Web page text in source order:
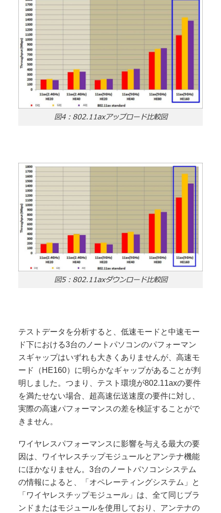
図4：802.11axアップロード比較図
図5：802.11axダウンロード比較図
テストデータを分析すると、低速モードと中速モー
ド下における3台のノートパソコンのパフォーマン
スギャップはいずれも大きくありませんが、高速モ
ード（HE160）に明らかなギャップがあることが判
明しました。つまり、テスト環境が802.11axの要件
を満たせない場合、超高速伝送速度の要件に対し、
実際の高速パフォーマンスの差を検証することがで
きません。
ワイヤレスパフォーマンスに影響を与える最大の要
因は、ワイヤレスチップモジュールとアンテナ機能
にほかなりません。3台のノートパソコンシステム
の情報によると、「オペレーティングシステム」と
「ワイヤレスチップモジュール」は、全て同じブラ
ンドまたはモジュールを使用しており、アンテナの